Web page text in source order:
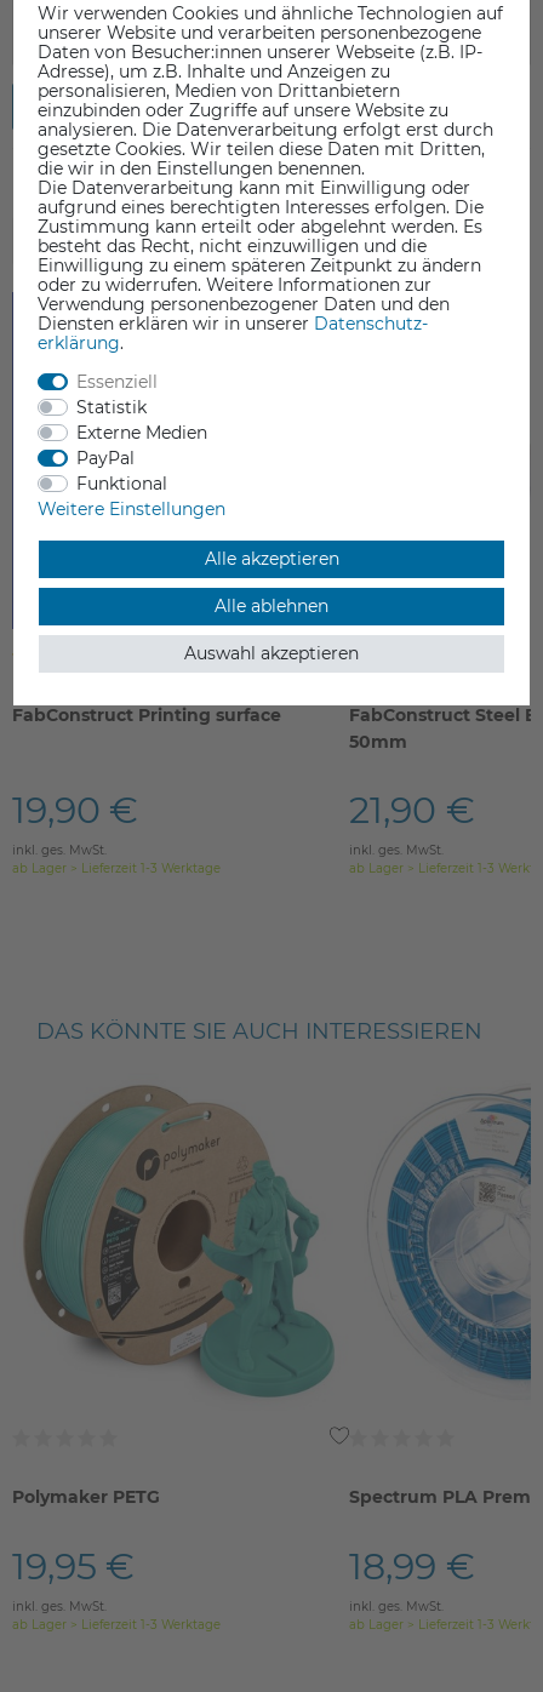
Rezension senden
ZUBEHÖR
FabConstruct Printing surface
19,90 €
inkl. ges. MwSt.
ab Lager > Lieferzeit 1-3 Werktage
FabConstruct Steel
50mm
21,90 €
inkl. ges. MwSt.
ab Lager > Lieferzeit 1-3
DAS KÖNNTE SIE AUCH INTERESSIEREN
Polymaker PETG
19,95 €
inkl. ges. MwSt.
ab Lager > Lieferzeit 1-3 Werktage
Spectrum PLA
18,99 €
inkl. ges. MwSt.
ab Lager > Lieferzeit 1-3
Wir verwenden Cookies und ähnliche Technologien auf
unserer Website und verarbeiten personenbezogene
Daten von Besucher:innen unserer Webseite (z.B. IP-
Adresse), um z.B. Inhalte und Anzeigen zu
personalisieren, Medien von Drittanbietern
einzubinden oder Zugriffe auf unsere Website zu
analysieren. Die Datenverarbeitung erfolgt erst durch
gesetzte Cookies. Wir teilen diese Daten mit Dritten,
die wir in den Einstellungen benennen.
Die Datenverarbeitung kann mit Einwilligung oder
aufgrund eines berechtigten Interesses erfolgen. Die
Zustimmung kann erteilt oder abgelehnt werden. Es
besteht das Recht, nicht einzuwilligen und die
Einwilligung zu einem späteren Zeitpunkt zu ändern
oder zu widerrufen. Weitere Informationen zur
Verwendung personenbezogener Daten und den
Diensten erklären wir in unserer Daten­schutz­
erklärung.
Essenziell
Statistik
Externe Medien
PayPal
Funktional
Weitere Einstellungen
Alle akzeptieren
Alle ablehnen
Auswahl akzeptieren